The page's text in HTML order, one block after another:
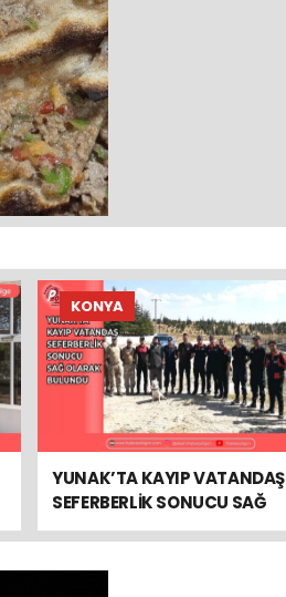
KONYA
YUNAK’TA KAYIP VATANDAŞ
SEFERBERLİK SONUCU SAĞ
OLARAK BULUNDU